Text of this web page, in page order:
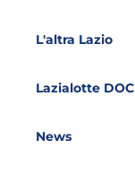
L'altra Lazio
Lazialotte DOC
News